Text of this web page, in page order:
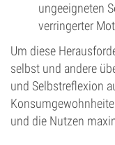
ungeeigneten
verringerter
Um diese
selbst und andere
und Selbstreflexion
und die Nutzen